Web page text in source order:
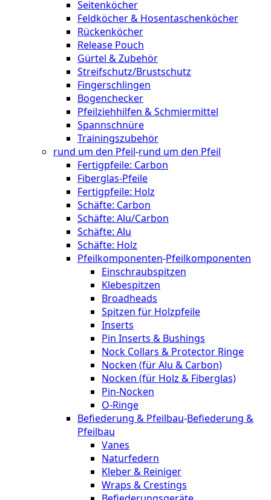
Seitenköcher
Feldköcher & Hosentaschenköcher
Rückenköcher
Release Pouch
Gürtel & Zubehör
Streifschutz/Brustschutz
Fingerschlingen
Bogenchecker
Pfeilziehhilfen & Schmiermittel
Spannschnüre
Trainingszubehör
rund um den Pfeil-rund um den Pfeil
Fertigpfeile: Carbon
Fiberglas-Pfeile
Fertigpfeile: Holz
Schäfte: Carbon
Schäfte: Alu/Carbon
Schäfte: Alu
Schäfte: Holz
Pfeilkomponenten-Pfeilkomponenten
Einschraubspitzen
Klebespitzen
Broadheads
Spitzen für Holzpfeile
Inserts
Pin Inserts & Bushings
Nock Collars & Protector Ringe
Nocken (für Alu & Carbon)
Nocken (für Holz & Fiberglas)
Pin-Nocken
O-Ringe
Befiederung & Pfeilbau-Befiederung &
Pfeilbau
Vanes
Naturfedern
Kleber & Reiniger
Wraps & Crestings